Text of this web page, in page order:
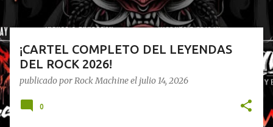
s
¡CARTEL COMPLETO DEL LEYENDAS
DEL ROCK 2026!
publicado porRock Machineel julio 14, 2026
0